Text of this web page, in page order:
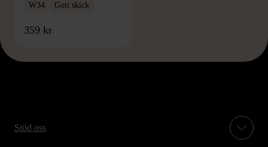
W34 Gott skick
359 kr
Stöd oss